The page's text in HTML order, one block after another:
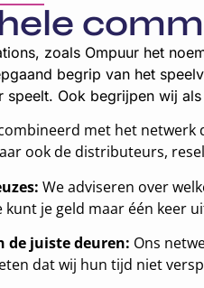
zoals Ompuur het
begrip van het
speelt. Ook begrijpen wij
met het
ook de distributeurs,
We adviseren over
kunt je geld maar één keer
de juiste deuren: Ons
dat wij hun tijd niet